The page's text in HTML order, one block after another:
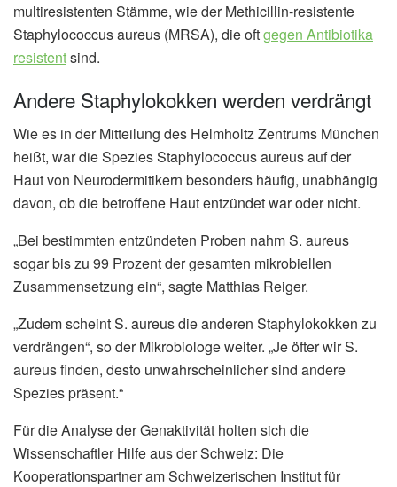
multiresistenten Stämme, wie der Methicillin-resistente
Staphylococcus aureus (MRSA), die oftgegen Antibiotika
resistentsind.
Andere Staphylokokken werden verdrängt
Wie es in der Mitteilung des Helmholtz Zentrums München
heißt, war die Spezies Staphylococcus aureus auf der
Haut von Neurodermitikern besonders häufig, unabhängig
davon, ob die betroffene Haut entzündet war oder nicht.
„Bei bestimmten entzündeten Proben nahm S. aureus
sogar bis zu 99 Prozent der gesamten mikrobiellen
Zusammensetzung ein“, sagte Matthias Reiger.
„Zudem scheint S. aureus die anderen Staphylokokken zu
verdrängen“, so der Mikrobiologe weiter. „Je öfter wir S.
aureus finden, desto unwahrscheinlicher sind andere
Spezies präsent.“
Für die Analyse der Genaktivität holten sich die
Wissenschaftler Hilfe aus der Schweiz: Die
Kooperationspartner am Schweizerischen Institut für